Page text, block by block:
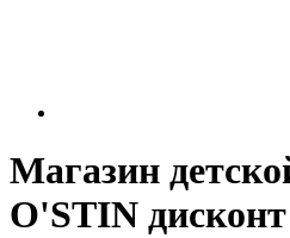
Магазин
O'STIN дисконт